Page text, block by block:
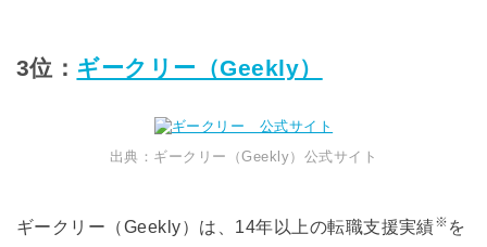
3位： ギークリー（Geekly）
出典：ギークリー（Geekly）公式サイト
ギークリー（Geekly）は、14年以上の転職支援実績※ を